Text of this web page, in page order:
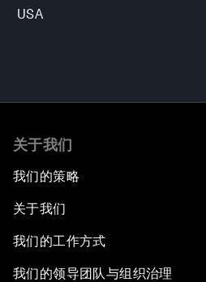
USA
关于我们
我们的策略
关于我们
我们的工作方式
我们的领导团队与组织治理